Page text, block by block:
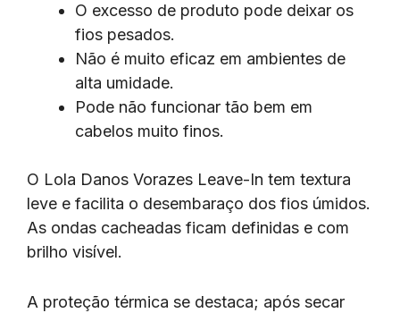
O excesso de produto pode deixar os
fios pesados.
Não é muito eficaz em ambientes de
alta umidade.
Pode não funcionar tão bem em
cabelos muito finos.
O Lola Danos Vorazes Leave-In tem textura
leve e facilita o desembaraço dos fios úmidos.
As ondas cacheadas ficam definidas e com
brilho visível.
A proteção térmica se destaca; após secar